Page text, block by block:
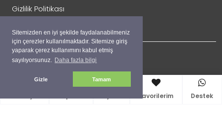
Sitemizden en iyi şekilde faydalanabilmeniz
için çerezler kullanılmaktadır. Sitemize giriş
yaparak çerez kullanımını kabul etmiş
sayılıyorsunuz. Daha fazla bilgi
Gizle Tamam
İade Gönderimi Nasıl Yapılır?
Gizlilik Politikası
Favorilerim Destek